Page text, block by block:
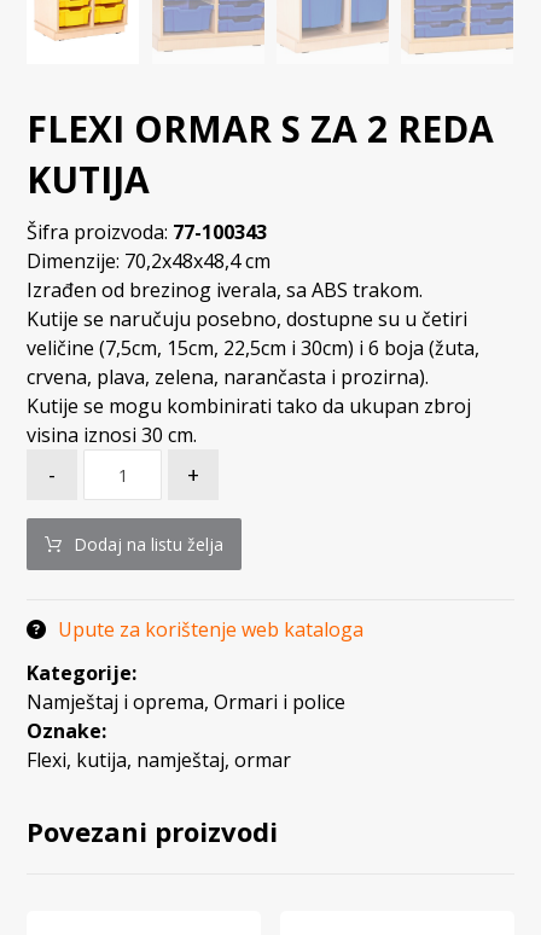
FLEXI ORMAR S ZA 2 REDA
KUTIJA
Šifra proizvoda: 77-100343
Dimenzije: 70,2x48x48,4 cm
Izrađen od brezinog iverala, sa ABS trakom.
Kutije se naručuju posebno, dostupne su u četiri
veličine (7,5cm, 15cm, 22,5cm i 30cm) i 6 boja (žuta,
crvena, plava, zelena, narančasta i prozirna).
Kutije se mogu kombinirati tako da ukupan zbroj
visina iznosi 30 cm.
- +
Dodaj na listu želja
Upute za korištenje web kataloga
Kategorije:
Namještaj i oprema,Ormari i police
Oznake:
Flexi, kutija, namještaj,ormar
Povezani proizvodi